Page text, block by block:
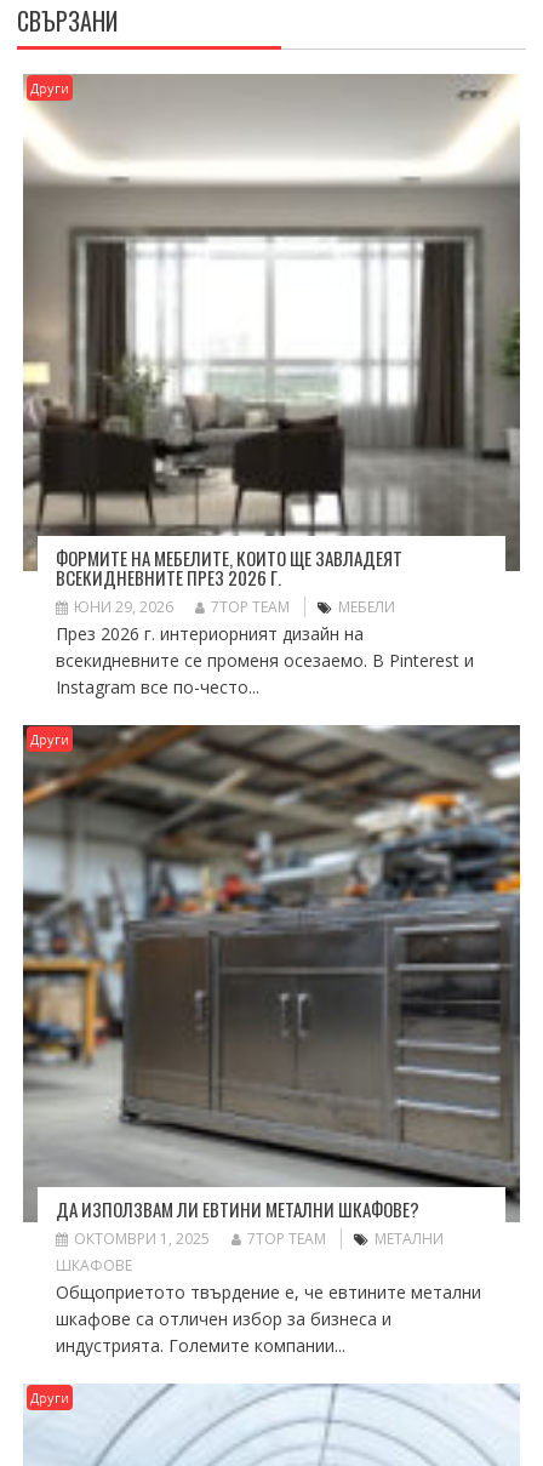
СВЪРЗАНИ
Други
ФОРМИТЕ НА МЕБЕЛИТЕ, КОИТО ЩЕ ЗАВЛАДЕЯТ
ВСЕКИДНЕВНИТЕ ПРЕЗ 2026 Г.
ЮНИ 29, 2026 7TOP TEAM МЕБЕЛИ
През 2026 г. интериорният дизайн на
всекидневните се променя осезаемо. В Pinterest и
Instagram все по-често...
Други
ДА ИЗПОЛЗВАМ ЛИ ЕВТИНИ МЕТАЛНИ ШКАФОВЕ?
ОКТОМВРИ 1, 2025 7TOP TEAM
МЕТАЛНИ
ШКАФОВЕ
Общоприетото твърдение е, че евтините метални
шкафове са отличен избор за бизнеса и
индустрията. Големите компании...
Други